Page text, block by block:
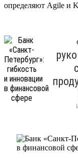
определяют Agile и